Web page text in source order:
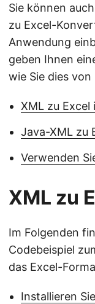
Sie können
zu Excel-
Anwendung
geben Ihnen
wie Sie dies
XML zu Excel
Java-XML zu
Verwenden
XML zu
Im Folgenden
Codebeispiel
das Excel-
Installieren